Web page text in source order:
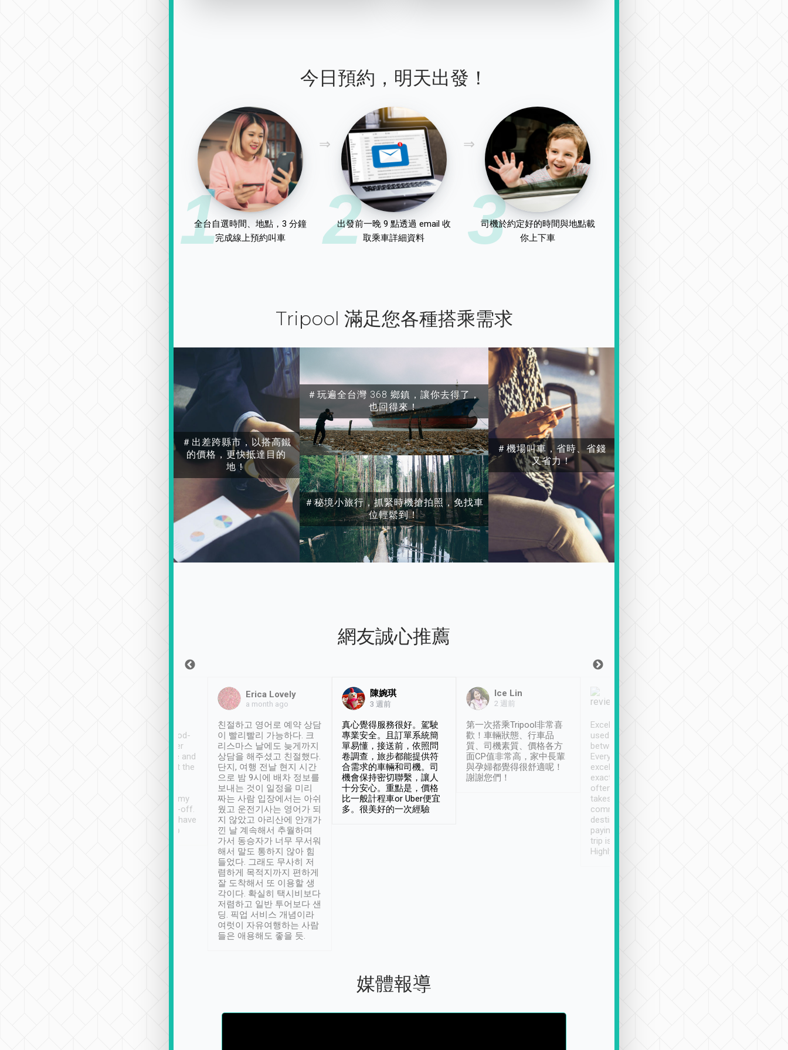
今日預約，明天出發！
1
全台自選時間、地點，3 分鐘
完成線上預約叫車
2
出發前一晚 9 點透過 email 收
取乘車詳細資料
3
司機於約定好的時間與地點載
你上下車
Tripool 滿足您各種搭乘需求
＃出差跨縣市，以搭高鐵
的價格，更快抵達目的
地！
＃玩遍全台灣 368 鄉鎮，讓你去得了，
也回得來！
＃秘境小旅行，抓緊時機搶拍照，免找車
位輕鬆到！
＃機場叫車，省時、省錢
又省力！
網友誠心推薦
service, vehicles in good-
condition and the driver
service was awesome and
thoughtful. Driver went the
have safely arrived at my
destination after drop-off.
Definitely something I have
not seen elsewhere 👍
Erica Lovely
a month ago
친절하고 영어로 예약 상담
이 빨리빨리 가능하다. 크
리스마스 날에도 늦게까지
상담을 해주셨고 친절했다.
단지, 여행 전날 현지 시간
으로 밤 9시에 배차 정보를
보내는 것이 일정을 미리
짜는 사람 입장에서는 아쉬
웠고 운전기사는 영어가 되
지 않았고 아리산에 안개가
낀 날 계속해서 추월하며
가서 동승자가 너무 무서워
해서 말도 통하지 않아 힘
들었다. 그래도 무사히 저
렴하게 목적지까지 편하게
잘 도착해서 또 이용할 생
각이다. 확실히 택시비보다
저렴하고 일반 투어보다 샌
딩. 픽업 서비스 개념이라
여럿이 자유여행하는 사람
들은 애용해도 좋을 듯.
陳婉琪
3 週前
真心覺得服務很好。駕駛
專業安全。且訂單系統簡
單易懂，接送前，依照問
卷調查，旅步都能提供符
合需求的車輛和司機。司
機會保持密切聯繫，讓人
十分安心。重點是，價格
比一般計程車or Uber便宜
多。很美好的一次經驗
Ice Lin
2 週前
第一次搭乘Tripool非常喜
歡！車輛狀態、行車品
質、司機素質、價格各方
面CP值非常高，家中長輩
與孕婦都覺得很舒適呢！
謝謝您們！
Excellent service. We have
used Tripool to travel
between cities in Taiwan.
Every driver has been
excellent and arrives
exactly on time. As there is
often limited English it
takes the difficulty out of
communicating the
destination details and
paying online prior to the
trip is very convenient.
Highly recommended
媒體報導